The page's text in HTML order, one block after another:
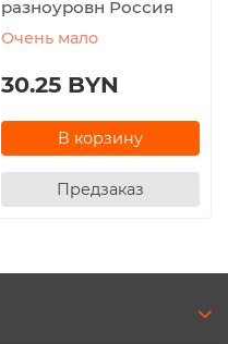
разноуровн Россия
Очень мало
30.25 BYN
В корзину
Предзаказ